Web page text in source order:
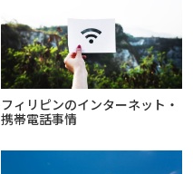
フィリピンのインターネット・
携帯電話事情